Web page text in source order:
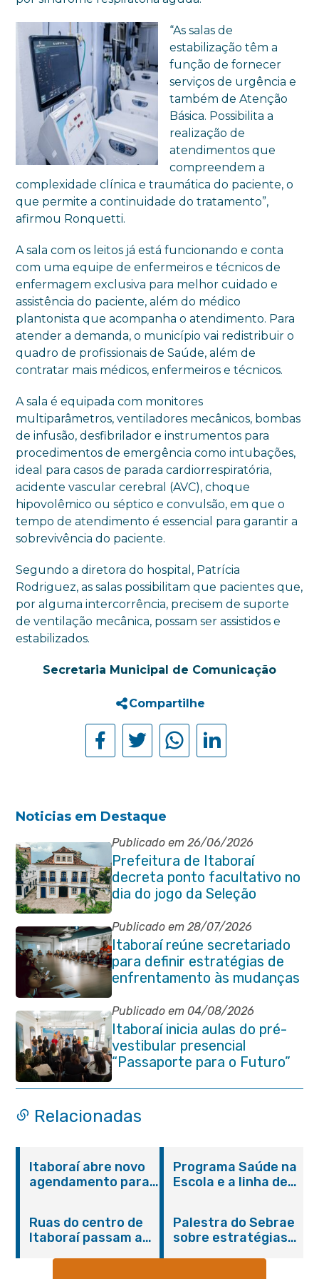
“As salas de
estabilização têm a
função de fornecer
serviços de urgência e
também de Atenção
Básica. Possibilita a
realização de
atendimentos que
compreendem a
complexidade clínica e traumática do paciente, o
que permite a continuidade do tratamento”,
afirmou Ronquetti.
A sala com os leitos já está funcionando e conta
com uma equipe de enfermeiros e técnicos de
enfermagem exclusiva para melhor cuidado e
assistência do paciente, além do médico
plantonista que acompanha o atendimento. Para
atender a demanda, o município vai redistribuir o
quadro de profissionais de Saúde, além de
contratar mais médicos, enfermeiros e técnicos.
A sala é equipada com monitores
multiparâmetros, ventiladores mecânicos, bombas
de infusão, desfibrilador e instrumentos para
procedimentos de emergência como intubações,
ideal para casos de parada cardiorrespiratória,
acidente vascular cerebral (AVC), choque
hipovolêmico ou séptico e convulsão, em que o
tempo de atendimento é essencial para garantir a
sobrevivência do paciente.
Segundo a diretora do hospital, Patrícia
Rodriguez, as salas possibilitam que pacientes que,
por alguma intercorrência, precisem de suporte
de ventilação mecânica, possam ser assistidos e
estabilizados.
Secretaria Municipal de Comunicação
Compartilhe
Noticias em Destaque
Publicado em 26/06/2026
Prefeitura de Itaboraí
decreta ponto facultativo no
dia do jogo da Seleção
Brasileira
Publicado em 28/07/2026
Itaboraí reúne secretariado
para definir estratégias de
enfrentamento às mudanças
climáticas
Publicado em 04/08/2026
Itaboraí inicia aulas do pré-
vestibular presencial
“Passaporte para o Futuro”
Relacionadas
Itaboraí abre novo
agendamento para
Programa Saúde na
Escola e a linha de
promovem
conscientização
sobre hanseníase
Ruas do centro de
Itaboraí passam a
Palestra do Sebrae
sobre estratégias